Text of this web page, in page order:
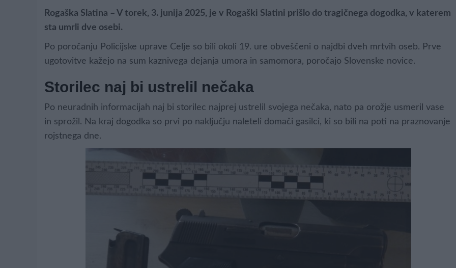
Rogaška Slatina – V torek, 3. junija 2025, je v Rogaški Slatini prišlo do tragičnega dogodka, v katerem
sta umrli dve osebi.
Po poročanju Policijske uprave Celje so bili okoli 19. ure obveščeni o najdbi dveh mrtvih oseb. Prve
ugotovitve kažejo na sum kaznivega dejanja umora in samomora, poročajo Slovenske novice.
Storilec naj bi ustrelil nečaka
Po neuradnih informacijah naj bi storilec najprej ustrelil svojega nečaka, nato pa orožje usmeril vase
in sprožil. Na kraj dogodka so prvi po naključju naleteli domači gasilci, ki so bili na poti na praznovanje
rojstnega dne.